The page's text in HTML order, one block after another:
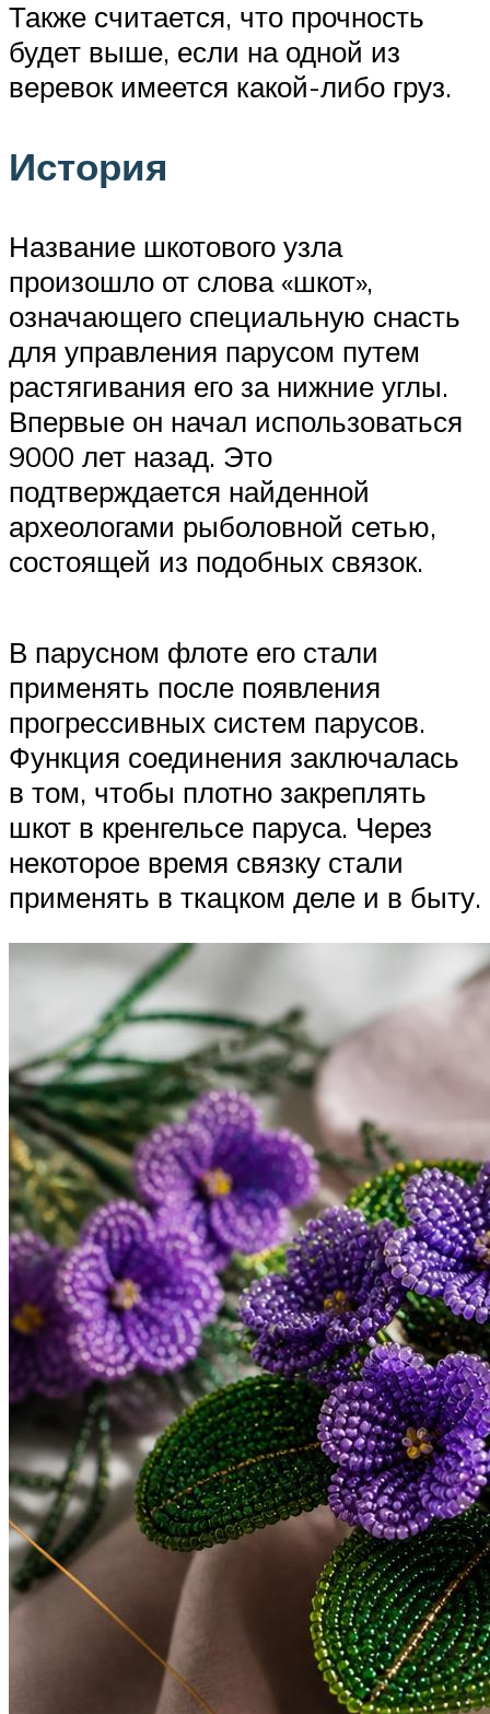
Также считается, что прочность
будет выше, если на одной из
веревок имеется какой-либо груз.
История
Название шкотового узла
произошло от слова «шкот»,
означающего специальную снасть
для управления парусом путем
растягивания его за нижние углы.
Впервые он начал использоваться
9000 лет назад. Это
подтверждается найденной
археологами рыболовной сетью,
состоящей из подобных связок.
В парусном флоте его стали
применять после появления
прогрессивных систем парусов.
Функция соединения заключалась
в том, чтобы плотно закреплять
шкот в кренгельсе паруса. Через
некоторое время связку стали
применять в ткацком деле и в быту.